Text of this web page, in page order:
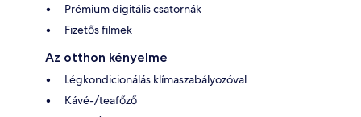
Prémium digitális csatornák
Fizetős filmek
Az otthon kényelme
Légkondicionálás klímaszabályozóval
Kávé-/teafőző